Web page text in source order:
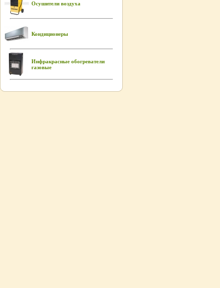
Осушители воздуха
Кондиционеры
Инфракрасные обогреватели
газовые